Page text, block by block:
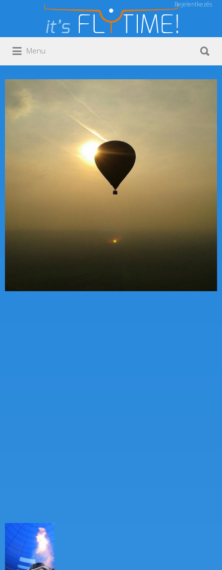
Bejelentkezés
Keresés:
Menu